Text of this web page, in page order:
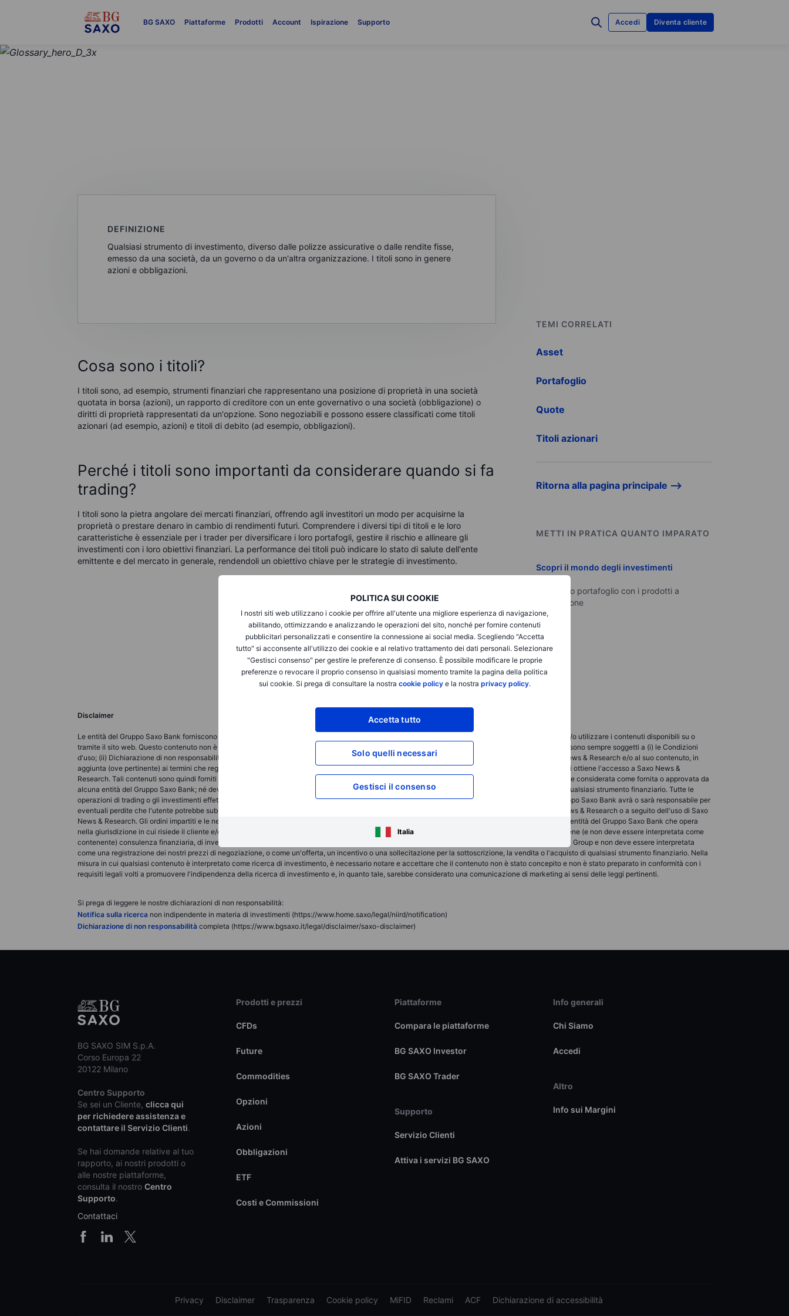
BG SAXO Piattaforme Prodotti Account Ispirazione Supporto Accedi Diventa cliente
POLITICA SUI COOKIE
I nostri siti web utilizzano i cookie per offrire all'utente una migliore esperienza di navigazione,
abilitando, ottimizzando e analizzando le operazioni del sito, nonché per fornire contenuti
pubblicitari personalizzati e consentire la connessione ai social media. Scegliendo "Accetta
tutto" si acconsente all'utilizzo dei cookie e al relativo trattamento dei dati personali. Selezionare
"Gestisci consenso" per gestire le preferenze di consenso. È possibile modificare le proprie
preferenze o revocare il proprio consenso in qualsiasi momento tramite la pagina della politica
sui cookie. Si prega di consultare la nostra cookie policye la nostra privacy policy.
Accetta tutto
Solo quelli necessari
Gestisci il consenso
Italia
DEFINIZIONE
Qualsiasi strumento di investimento, diverso dalle polizze assicurative o dalle rendite fisse,
emesso da una società, da un governo o da un'altra organizzazione. I titoli sono in genere
azioni e obbligazioni.
Cosa sono i titoli?
I titoli sono, ad esempio, strumenti finanziari che rappresentano una posizione di proprietà in una società
quotata in borsa (azioni), un rapporto di creditore con un ente governativo o una società (obbligazione) o
diritti di proprietà rappresentati da un'opzione. Sono negoziabili e possono essere classificati come titoli
azionari (ad esempio, azioni) e titoli di debito (ad esempio, obbligazioni).
Perché i titoli sono importanti da considerare quando si fa
trading?
I titoli sono la pietra angolare dei mercati finanziari, offrendo agli investitori un modo per acquisirne la
proprietà o prestare denaro in cambio di rendimenti futuri. Comprendere i diversi tipi di titoli e le loro
caratteristiche è essenziale per i trader per diversificare i loro portafogli, gestire il rischio e allineare gli
investimenti con i loro obiettivi finanziari. La performance dei titoli può indicare lo stato di salute dell'ente
emittente e del mercato in generale, rendendoli un obiettivo chiave per le strategie di investimento.
TEMI CORRELATI
Asset
Portafoglio
Quote
Titoli azionari
Ritorna alla pagina principale -->
METTI IN PRATICA QUANTO IMPARATO
Scopri il mondo degli investimenti
Crea il tuo portafoglio con i prodotti a
disposizione
Disclaimer
Le entità del Gruppo Saxo Bank forniscono ciascuna un servizio di sola esecuzione e l'accesso all'Analisi, consentendo a una persona di visualizzare e/o utilizzare i contenuti disponibili su o
tramite il sito web. Questo contenuto non è destinato a modificare o espandere il servizio di sola esecuzione, e non lo espande. Tale accesso e utilizzo sono sempre soggetti a (i) le Condizioni
d'uso; (ii) Dichiarazione di non responsabilità completa; (iii) l'Avvertenza sui rischi; (iv) le Regole di Ingaggio e (v) le Comunicazioni applicabili a Saxo News & Research e/o al suo contenuto, in
aggiunta (ove pertinente) ai termini che regolano l'uso dei collegamenti ipertestuali sul sito web di un membro del Gruppo Saxo Bank attraverso i quali si ottiene l'accesso a Saxo News &
Research. Tali contenuti sono quindi forniti come nient'altro che informazioni. In particolare, nessuna consulenza è destinata a essere fornita o ad essere considerata come fornita o approvata da
alcuna entità del Gruppo Saxo Bank; né deve essere interpretato come una sollecitazione o un incentivo fornito a sottoscrivere, vendere o acquistare qualsiasi strumento finanziario. Tutte le
operazioni di trading o gli investimenti effettuati devono essere conformi alla propria decisione autonoma e informata. Pertanto, nessuna entità del Gruppo Saxo Bank avrà o sarà responsabile per
eventuali perdite che l'utente potrebbe subire a seguito di qualsiasi decisione di investimento presa sulla base delle informazioni disponibili su Saxo News & Research o a seguito dell'uso di Saxo
News & Research. Gli ordini impartiti e le negoziazioni effettuate sono considerati destinati ad essere impartiti o effettuati per conto del cliente presso l'entità del Gruppo Saxo Bank che opera
nella giurisdizione in cui risiede il cliente e/o presso la quale il cliente ha aperto e mantiene il proprio conto di trading. Saxo News & Research non contiene (e non deve essere interpretata come
contenente) consulenza finanziaria, di investimento, fiscale o di trading o consulenza di qualsiasi tipo offerta, raccomandata o approvata da Saxo Bank Group e non deve essere interpretata
come una registrazione dei nostri prezzi di negoziazione, o come un'offerta, un incentivo o una sollecitazione per la sottoscrizione, la vendita o l'acquisto di qualsiasi strumento finanziario. Nella
misura in cui qualsiasi contenuto è interpretato come ricerca di investimento, è necessario notare e accettare che il contenuto non è stato concepito e non è stato preparato in conformità con i
requisiti legali volti a promuovere l'indipendenza della ricerca di investimento e, in quanto tale, sarebbe considerato una comunicazione di marketing ai sensi delle leggi pertinenti.
Si prega di leggere le nostre dichiarazioni di non responsabilità:
Notifica sulla ricerca non indipendente in materia di investimenti (https://www.home.saxo/legal/niird/notification)
Dichiarazione di non responsabilità completa (https://www.bgsaxo.it/legal/disclaimer/saxo-disclaimer)
BG SAXO SIM S.p.A.
Corso Europa 22
20122 Milano
Centro Supporto
Se sei un Cliente, clicca qui
per richiedere assistenza e
contattare il Servizio Clienti.
Se hai domande relative al tuo
rapporto, ai nostri prodotti o
alle nostre piattaforme,
consulta il nostro Centro
Supporto.
Contattaci
Prodotti e prezzi
CFDs
Future
Commodities
Opzioni
Azioni
Obbligazioni
ETF
Costi e Commissioni
Piattaforme
Compara le piattaforme
BG SAXO Investor
BG SAXO Trader
Supporto
Servizio Clienti
Attiva i servizi BG SAXO
Info generali
Chi Siamo
Accedi
Altro
Info sui Margini
Privacy Disclaimer Trasparenza Cookie policy MiFID Reclami ACF Dichiarazione di accessibilità